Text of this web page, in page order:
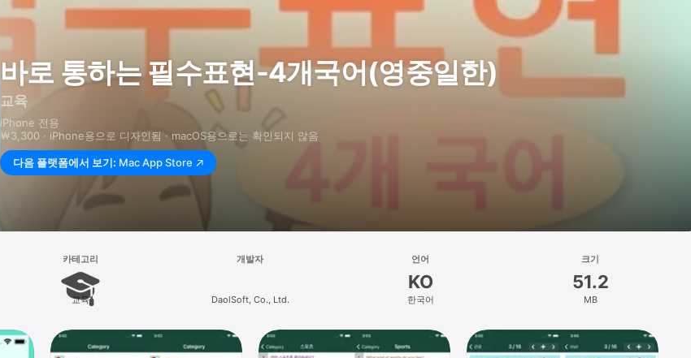
바로 통하는 필수표현-4개국어(영중일한)
교육
iPhone 전용
￦3,300 · iPhone⁠용으로 디자인됨 · macOS⁠용으로는 확인되지 않음
다음 플랫폼에서 보기: Mac App Store
카테고리
교육
개발자
DaolSoft, Co., Ltd.
언어
KO
한국어
크기
51.2
MB